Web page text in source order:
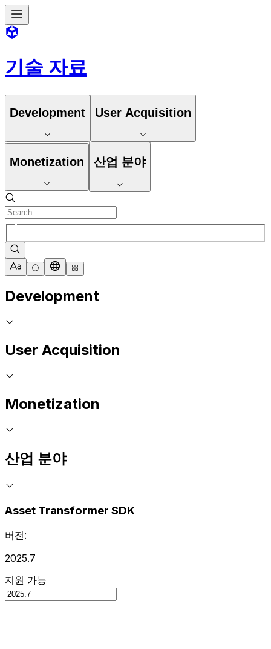
기술 자료
Development User Acquisition
Monetization 산업 분야
Development
User Acquisition
Monetization
산업 분야
Asset Transformer SDK
버전:
2025.7
지원 가능